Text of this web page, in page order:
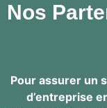
Nos
Pour assurer un
d’entreprise